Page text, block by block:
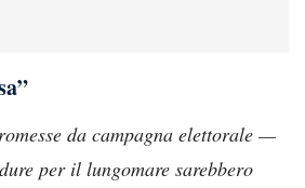
da campagna elettorale —
per il lungomare sarebbero